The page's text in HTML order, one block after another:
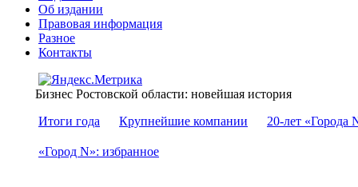
Об издании
Правовая информация
Разное
Контакты
Бизнес Ростовской области: новейшая история
Итоги года
Крупнейшие компании 20-лет «Города
«Город N»: избранное